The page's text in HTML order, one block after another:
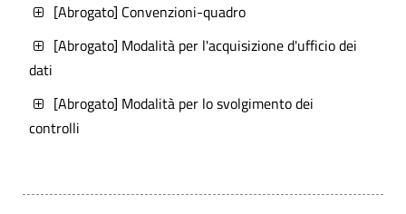
[Abrogato] Convenzioni-quadro
[Abrogato] Modalità per l'acquisizione d'ufficio dei
dati
[Abrogato] Modalità per lo svolgimento dei
controlli